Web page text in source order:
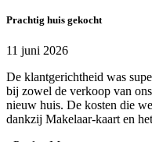
Prachtig huis gekocht
11 juni 2026
De klantgerichtheid was
bij zowel de verkoop van
nieuw huis. De kosten die
dankzij Makelaar-kaart en